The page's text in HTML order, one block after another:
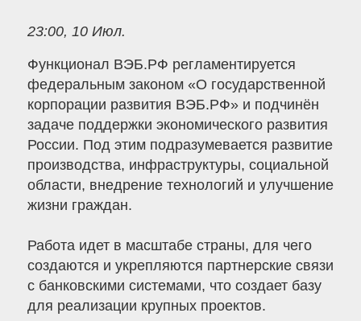
23:00, 10 Июл.
Функционал ВЭБ.РФ регламентируется
федеральным законом «О государственной
корпорации развития ВЭБ.РФ» и подчинён
задаче поддержки экономического развития
России. Под этим подразумевается развитие
производства, инфраструктуры, социальной
области, внедрение технологий и улучшение
жизни граждан.
Работа идет в масштабе страны, для чего
создаются и укрепляются партнерские связи
с банковскими системами, что создает базу
для реализации крупных проектов.